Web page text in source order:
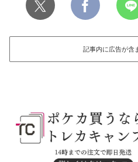
記事内に広告が含